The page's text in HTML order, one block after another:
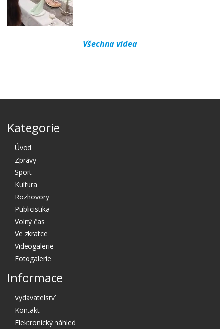
Všechna videa
Kategorie
Úvod
Zprávy
Sport
Kultura
Rozhovory
Publicistika
Volný čas
Ve zkratce
Videogalerie
Fotogalerie
Informace
Vydavatelství
Kontakt
Elektronický náhled